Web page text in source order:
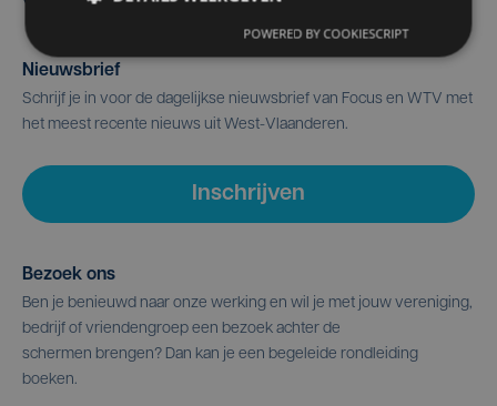
Nieuwsbrief
Schrijf je in voor de dagelijkse nieuwsbrief van Focus en WTV met
het meest recente nieuws uit West-Vlaanderen.
Inschrijven
Bezoek ons
Ben je benieuwd naar onze werking en wil je met jouw vereniging,
bedrijf of vriendengroep een bezoek achter de
schermen brengen? Dan kan je een begeleide rondleiding
boeken.
POWERED BY COOKIESCRIPT